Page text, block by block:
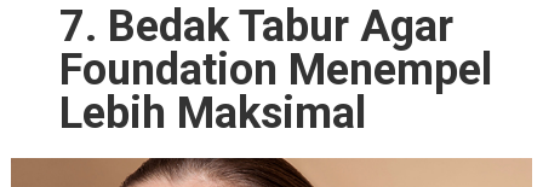
7. Bedak Tabur Agar
Foundation Menempel
Lebih Maksimal